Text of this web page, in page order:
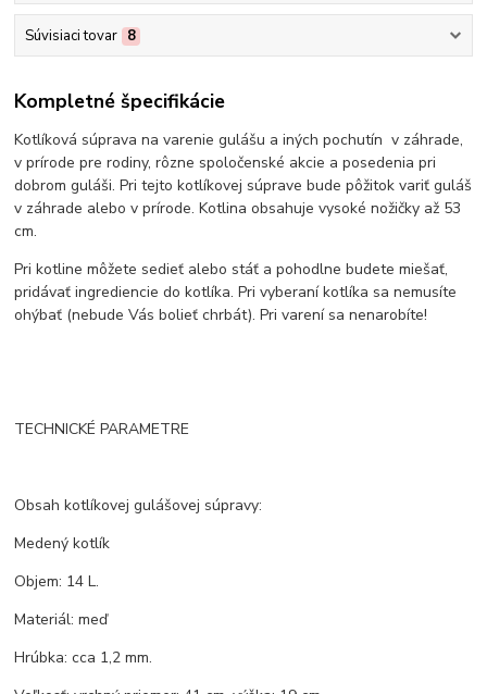
Súvisiaci tovar 8
Kompletné špecifikácie
Kotlíková súprava na varenie gulášu a iných pochutín v záhrade,
v prírode pre rodiny, rôzne spoločenské akcie a posedenia pri
dobrom guláši. Pri tejto kotlíkovej súprave bude pôžitok variť guláš
v záhrade alebo v prírode. Kotlina obsahuje vysoké nožičky až 53
cm.
Pri kotline môžete sedieť alebo stáť a pohodlne budete miešať,
pridávať ingrediencie do kotlíka. Pri vyberaní kotlíka sa nemusíte
ohýbať (nebude Vás bolieť chrbát). Pri varení sa nenarobíte!
TECHNICKÉ PARAMETRE
Obsah kotlíkovej gulášovej súpravy:
Medený kotlík
Objem: 14 L.
Materiál: meď
Hrúbka: cca 1,2 mm.